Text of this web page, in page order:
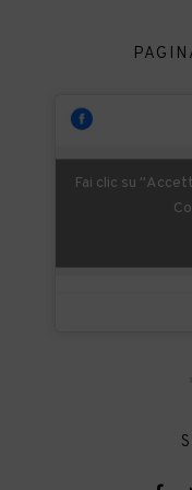
Fai clic su